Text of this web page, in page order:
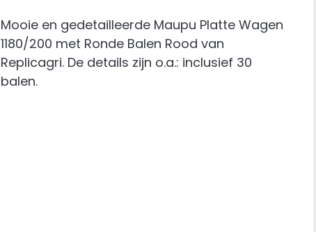
Mooie en gedetailleerde Maupu Platte Wagen
1180/200 met Ronde Balen Rood van
Replicagri. De details zijn o.a.: inclusief 30
balen.